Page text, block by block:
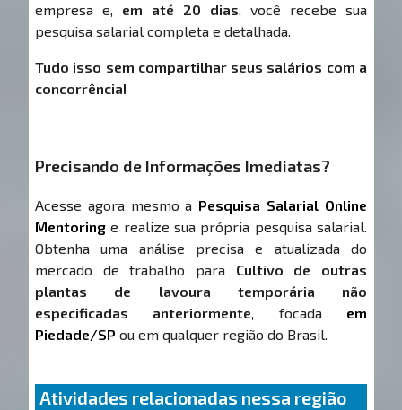
empresa e, em até 20 dias, você recebe sua
pesquisa salarial completa e detalhada.
Tudo isso sem compartilhar seus salários com a
concorrência!
Precisando de Informações Imediatas?
Acesse agora mesmo a Pesquisa Salarial Online
Mentoring e realize sua própria pesquisa salarial.
Obtenha uma análise precisa e atualizada do
mercado de trabalho para Cultivo de outras
plantas de lavoura temporária não
especificadas anteriormente, focada em
Piedade/SP ou em qualquer região do Brasil.
Atividades relacionadas nessa região